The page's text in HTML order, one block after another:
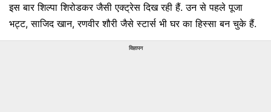
इस बार शिल्पा शिरोडकर जैसी एक्ट्रेस दिख रही हैं. उन से पहले पूजा
भट्ट, साजिद खान, रणवीर शौरी जैसे स्टार्स भी घर का हिस्सा बन चुके हैं.
विज्ञापन